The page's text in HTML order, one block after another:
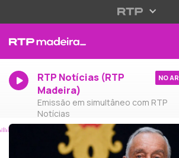
RTP Notícias (RTP
Madeira)
Emissão em simultâneo com RTP
Notícias
NO AR